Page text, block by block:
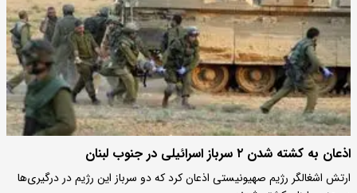
اذعان به کشته شدن ۲ سرباز اسرائیلی در جنوب لبنان
ارتش اشغالگر رژیم صهیونیستی اذعان کرد که دو سرباز این رژیم در درگیری‌ها